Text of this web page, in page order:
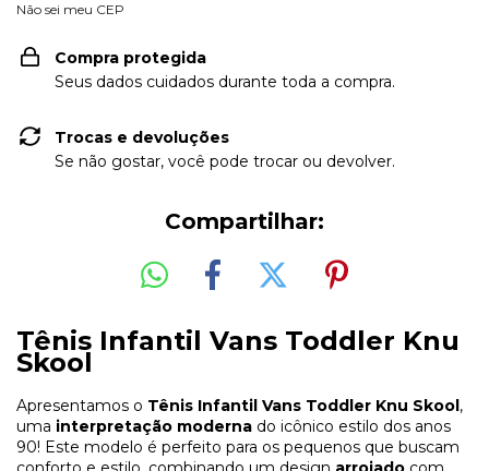
Não sei meu CEP
Compra protegida
Seus dados cuidados durante toda a compra.
Trocas e devoluções
Se não gostar, você pode trocar ou devolver.
Compartilhar:
Tênis Infantil Vans Toddler Knu
Skool
Apresentamos o Tênis Infantil Vans Toddler Knu Skool,
uma interpretação moderna do icônico estilo dos anos
90! Este modelo é perfeito para os pequenos que buscam